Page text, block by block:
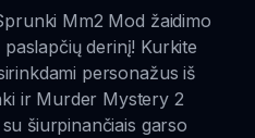
Mm2 Mod žaidimo
derinį! Kurkite
personažus iš
ir Murder Mystery 2
šiurpinančiais garso